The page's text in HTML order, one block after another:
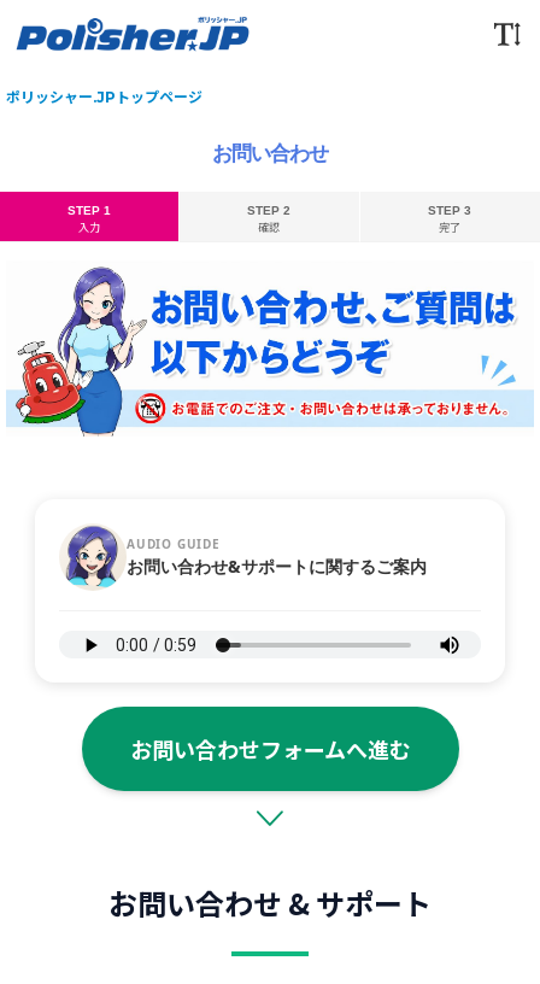
ポリッシャー.JPトップページ
お問い合わせ
STEP 1
入力
STEP 2
確認
STEP 3
完了
AUDIO GUIDE
お問い合わせ&サポートに関するご案内
お問い合わせフォームへ進む
お問い合わせ & サポート